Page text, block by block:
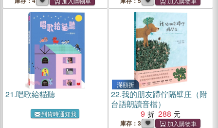
21.唱歌給貓聽
到貨時通知我
滿額折
22.我的朋友蹛佇隔壁庄（附
台語朗讀音檔）
9
288
庫存：3